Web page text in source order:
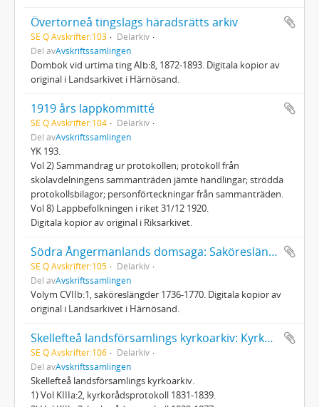
Övertorneå tingslags häradsrätts arkiv
SE Q Avskrifter:103
Delarkiv
Del avAvskriftssamlingen
Dombok vid urtima ting AIb:8, 1872-1893. Digitala kopior av
original i Landsarkivet i Härnösand.
1919 års lappkommitté
SE Q Avskrifter:104
Delarkiv
Del avAvskriftssamlingen
YK 193.
Vol 2) Sammandrag ur protokollen; protokoll från
skolavdelningens sammanträden jämte handlingar; strödda
protokollsbilagor; personförteckningar från sammanträden.
Vol 8) Lappbefolkningen i riket 31/12 1920.
Digitala kopior av original i Riksarkivet.
Södra Ångermanlands domsaga: Saköreslängder 1736-1770
SE Q Avskrifter:105
Delarkiv
Del avAvskriftssamlingen
Volym CVIIb:1, saköreslängder 1736-1770. Digitala kopior av
original i Landsarkivet i Härnösand.
Skellefteå landsförsamlings kyrkoarkiv: Kyrkorådsprotokoll 1831-1895
SE Q Avskrifter:106
Delarkiv
Del avAvskriftssamlingen
Skellefteå landsförsamlings kyrkoarkiv.
1) Vol KIIIa:2, kyrkorådsprotokoll 1831-1839.